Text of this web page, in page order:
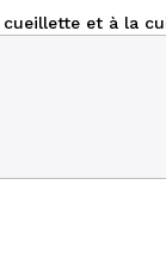
et à la